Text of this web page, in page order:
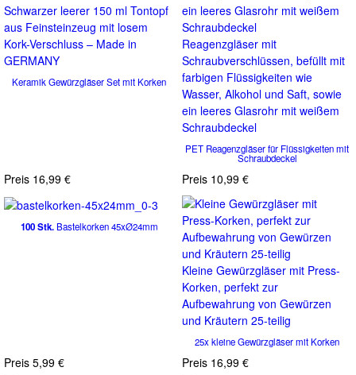
Schwarzer leerer 150 ml Tontopf
aus Feinsteinzeug mit losem
Kork-Verschluss – Made in
GERMANY
Keramik Gewürzgläser Set mit Korken
Preis 16,99 €
Reagenzgläser mit
Schraubverschlüssen, befüllt mit
farbigen Flüssigkeiten wie
Wasser, Alkohol und Saft, sowie
ein leeres Glasrohr mit weißem
Schraubdeckel
PET Reagenzgläser für Flüssigkeiten mit
Schraubdeckel
Preis 10,99 €
100 Stk.Bastelkorken 45xØ24mm
Preis 5,99 €
Kleine Gewürzgläser mit Press-
Korken, perfekt zur
Aufbewahrung von Gewürzen
und Kräutern 25-teilig
25x kleine Gewürzgläser mit Korken
Preis 16,99 €